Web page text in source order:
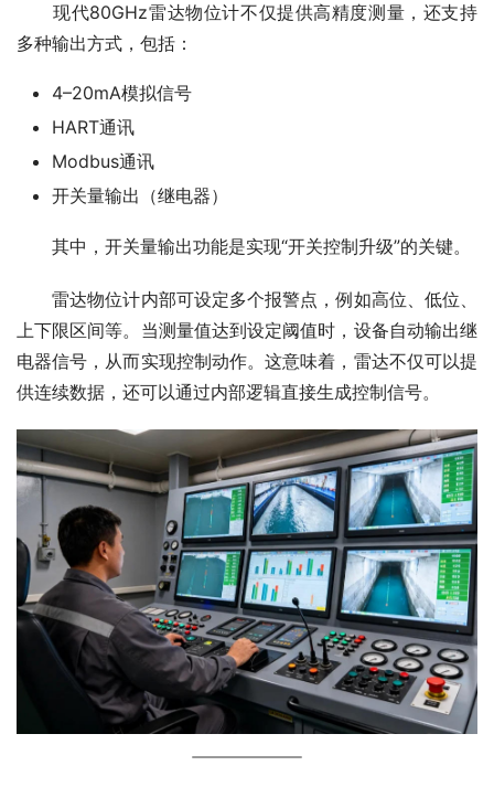
现代80GHz雷达物位计不仅提供高精度测量，还支持
多种输出方式，包括：
4–20mA模拟信号
HART通讯
Modbus通讯
开关量输出（继电器）
其中，开关量输出功能是实现“开关控制升级”的关键。
雷达物位计内部可设定多个报警点，例如高位、低位、
上下限区间等。当测量值达到设定阈值时，设备自动输出继
电器信号，从而实现控制动作。这意味着，雷达不仅可以提
供连续数据，还可以通过内部逻辑直接生成控制信号。